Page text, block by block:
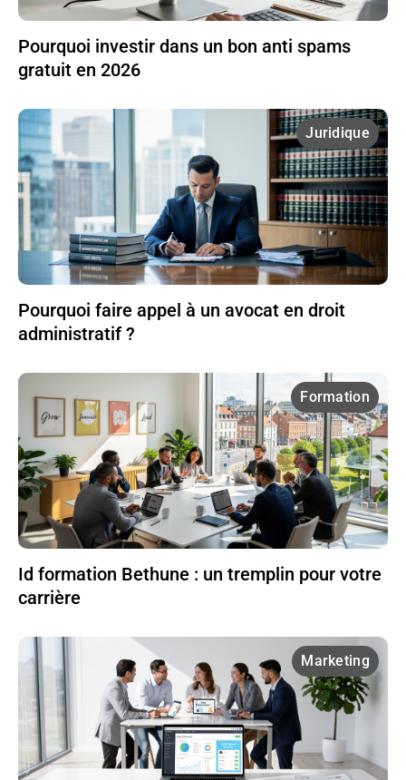
Pourquoi investir dans un bon anti spams
gratuit en 2026
Juridique
Pourquoi faire appel à un avocat en droit
administratif ?
Formation
Id formation Bethune : un tremplin pour votre
carrière
Marketing